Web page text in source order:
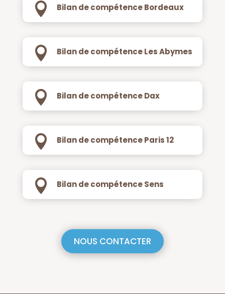
 Bilan de compétence Bordeaux
 Bilan de compétence Les Abymes
 Bilan de compétence Dax
 Bilan de compétence Paris 12
 Bilan de compétence Sens
NOUS CONTACTER